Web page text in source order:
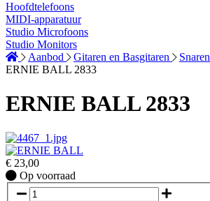
Hoofdtelefoons
MIDI-apparatuur
Studio Microfoons
Studio Monitors
Aanbod
Gitaren en Basgitaren Snaren
ERNIE BALL 2833
ERNIE BALL 2833
€ 23,00
Op
voorraad
Op voorraad